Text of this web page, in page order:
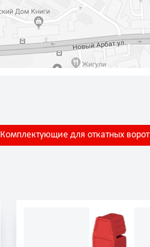
Комплектующие для откатных ворот